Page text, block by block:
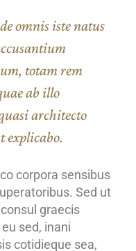
omnis iste natus
totam rem
ab illo
architecto
explicabo.
corpora sensibus
Sed ut
graecis
sed, inani
cotidieque sea,